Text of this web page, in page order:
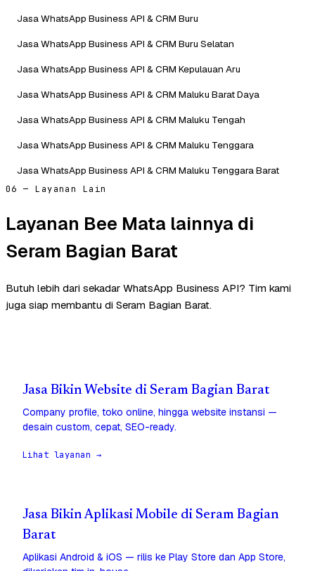
Jasa WhatsApp Business API & CRM Buru
Jasa WhatsApp Business API & CRM Buru Selatan
Jasa WhatsApp Business API & CRM Kepulauan Aru
Jasa WhatsApp Business API & CRM Maluku Barat Daya
Jasa WhatsApp Business API & CRM Maluku Tengah
Jasa WhatsApp Business API & CRM Maluku Tenggara
Jasa WhatsApp Business API & CRM Maluku Tenggara Barat
06 — Layanan Lain
Layanan Bee Mata lainnya di
Seram Bagian Barat
Butuh lebih dari sekadar WhatsApp Business API? Tim kami
juga siap membantu di Seram Bagian Barat.
Jasa Bikin Website di Seram Bagian Barat
Company profile, toko online, hingga website instansi —
desain custom, cepat, SEO-ready.
Lihat layanan →
Jasa Bikin Aplikasi Mobile di Seram Bagian
Barat
Aplikasi Android & iOS — rilis ke Play Store dan App Store,